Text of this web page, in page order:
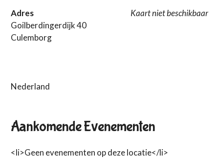
Kaart niet beschikbaar
Adres
Goilberdingerdijk 40
Culemborg
Nederland
Aankomende Evenementen
<li>Geen evenementen op deze locatie</li>